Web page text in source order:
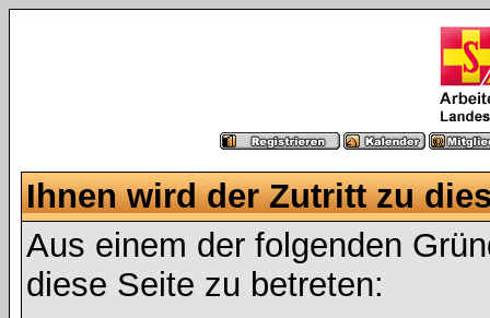
Ihnen wird der Zutritt zu
Aus einem der folgenden
diese Seite zu betreten: